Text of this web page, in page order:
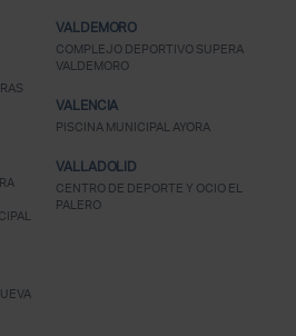
VALDEMORO
COMPLEJO DEPORTIVO SUPERA
VALDEMORO
VALENCIA
PISCINA MUNICIPAL AYORA
VALLADOLID
CENTRO DE DEPORTE Y OCIO EL
PALERO